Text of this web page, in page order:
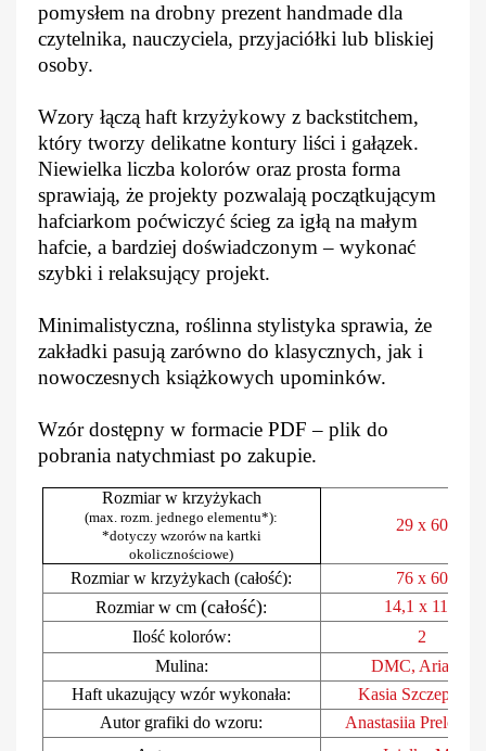
pomysłem na drobny prezent handmade dla
czytelnika, nauczyciela, przyjaciółki lub bliskiej
osoby.
Wzory łączą haft krzyżykowy z backstitchem,
który tworzy delikatne kontury liści i gałązek.
Niewielka liczba kolorów oraz prosta forma
sprawiają, że projekty pozwalają początkującym
hafciarkom poćwiczyć ścieg za igłą na małym
hafcie, a bardziej doświadczonym – wykonać
szybki i relaksujący projekt.
Minimalistyczna, roślinna stylistyka sprawia, że
zakładki pasują zarówno do klasycznych, jak i
nowoczesnych książkowych upominków.
Wzór dostępny w formacie PDF – plik do
pobrania natychmiast po zakupie.
Rozmiar w krzyżykach
(max. rozm. jednego elementu*):
*dotyczy wzorów na kartki
okolicznościowe)
29 x 60
Rozmiar w krzyżykach (całość):
76 x 60
Rozmiar w cm(całość):
14,1 x 11,1
Ilość kolorów:
2
Mulina:
DMC, Ariad
Haft ukazujący wzór wykonała:
Kasia Szczepaniak
Autor grafiki do wzoru:
Anastasiia